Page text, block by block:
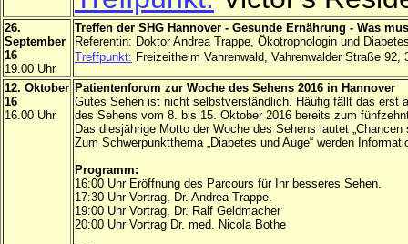
26.
September
16
19.00 Uhr
Treffen der SHG Hannover - Gesunde Ernährung - Was
Referentin: Doktor Andrea Trappe, Ökotrophologin und
Treffpunkt: Freizeitheim Vahrenwald, Vahrenwalder Straße 92,
12. Oktober
16
16.00 Uhr
Patientenforum zur Woche des Sehens 2016 in Hannover
Gutes Sehen ist nicht selbstverständlich. Häufig fällt das erst
des Sehens vom 8. bis 15. Oktober 2016 bereits zum
Das diesjährige Motto der Woche des Sehens lautet
Zum Schwerpunktthema „Diabetes und Auge“ werden
Programm:
16:00 Uhr Eröffnung des Parcours für Ihr besseres Sehen.
17:30 Uhr Vortrag, Dr. Andrea Trappe.
19:00 Uhr Vortrag, Dr. Ralf Geldmacher
20:00 Uhr Vortrag Dr. med. Nicola Bothe